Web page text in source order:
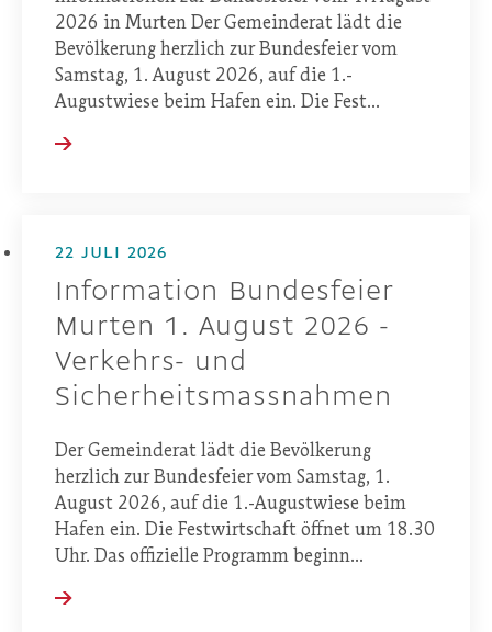
2026 in Murten Der Gemeinderat lädt die
Bevölkerung herzlich zur Bundesfeier vom
Samstag, 1. August 2026, auf die 1.-
Augustwiese beim Hafen ein. Die Fest...
Information Bundesfeier
Murten 1. August 2026 -
Verkehrs- und
Sicherheitsmassnahmen
Der Gemeinderat lädt die Bevölkerung
herzlich zur Bundesfeier vom Samstag, 1.
August 2026, auf die 1.-Augustwiese beim
Hafen ein. Die Festwirtschaft öffnet um 18.30
Uhr. Das offizielle Programm beginn...
22 JULI 2026